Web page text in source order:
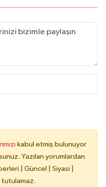
kabul etmiş bulunuyor
Yazılan yorumlardan
| Güncel | Siyasi |
tutulamaz.